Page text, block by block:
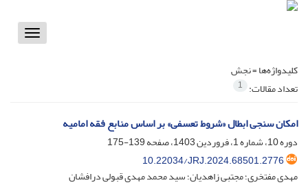
Toggle
کلیدواژه‌ها =نجش
تعداد مقالات: 1
امکان‏ سنجی ابطال «شروط تعسفی» بر اساس منابع فقه امامیه
دوره 10، شماره 1، فروردین 1403، صفحه
139-175
10.22034/JRJ.2024.68501.2776
مهدی مفتخری؛ مجتبی زاهدیان؛ سید محمد مهدی قبولی درافشان